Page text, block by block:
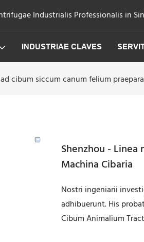
Industrialis Professionalis in
INDUSTRIAE CLAVES
cibum siccum canum felium
Shenzhou -
Machina Cibaria
Nostri ingeniarii
adhibuerunt. His
Cibum Animalium